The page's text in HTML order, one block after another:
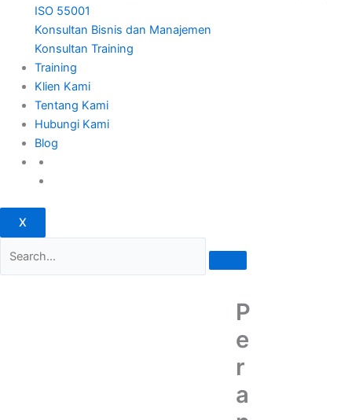
ISO 55001
Konsultan Bisnis dan Manajemen
Konsultan Training
Training
Klien Kami
Tentang Kami
Hubungi Kami
Blog
X
P
e
r
a